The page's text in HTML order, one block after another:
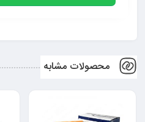
محصولات مشابه